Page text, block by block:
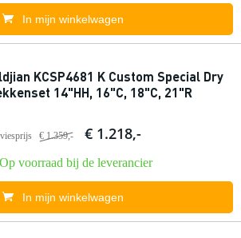
In mijn winkelwagen
KCSP4681 K Custom Special Dry
14"HH, 16"C, 18"C, 21"R
€ 1.359,- € 1.218,-
Op voorraad bij de leverancier
In mijn winkelwagen